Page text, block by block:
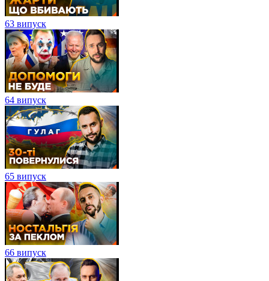
63 випуск
64 випуск
65 випуск
66 випуск